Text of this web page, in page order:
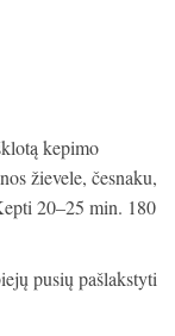
kepimo
žievele, česnaku,
20–25 min. 180
pusių pašlakstyti